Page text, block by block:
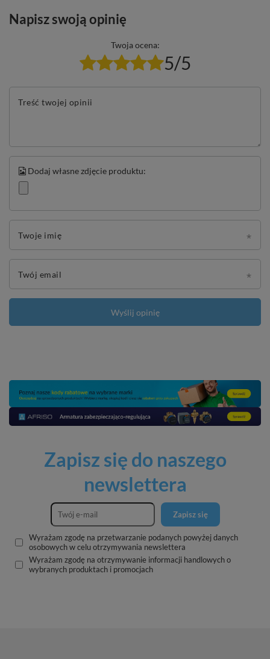
Napisz swoją opinię
Twoja ocena:
5/5
Treść twojej opinii
Dodaj własne zdjęcie produktu:
Twoje imię
Twój email
Wyślij opinię
Zapisz się do naszego
newslettera
Zapisz się
Wyrażam zgodę na przetwarzanie podanych powyżej danych
osobowych w celu otrzymywania newslettera
Wyrażam zgodę na otrzymywanie informacji handlowych o
wybranych produktach i promocjach